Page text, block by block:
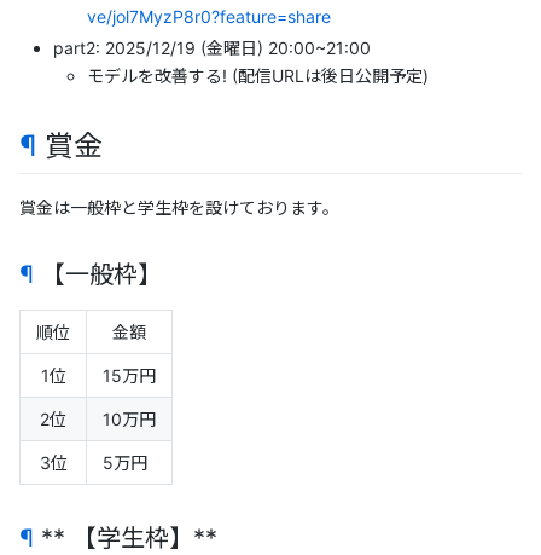
ve/jol7MyzP8r0?feature=share
part2: 2025/12/19 (金曜日) 20:00~21:00
モデルを改善する! (配信URLは後日公開予定)
¶ 賞金
賞金は一般枠と学生枠を設けております。
¶ 【一般枠】
順位 金額
1位 15万円
2位 10万円
3位 5万円
¶ ** 【学生枠】**